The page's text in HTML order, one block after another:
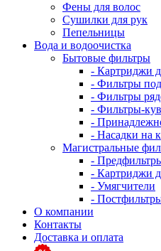
Фены для волос
Сушилки для рук
Пепельницы
Вода и водоочистка
Бытовые фильтры
- Картриджи
- Фильтры
- Фильтры
- Фильтры-
-
- Насадки на
Магистральные
-
- Картриджи
- Умягчители
-
О компании
Контакты
Доставка и оплата